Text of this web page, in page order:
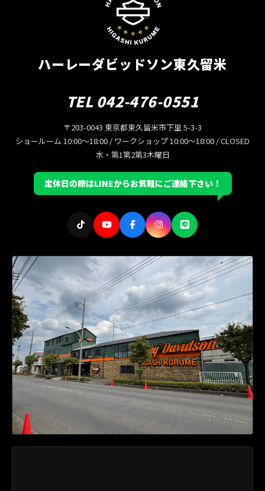
ハーレーダビッドソン東久留米
TEL 042-476-0551
〒203-0043 東京都東久留米市下里 5-3-3
ショールーム 10:00〜18:00 / ワークショップ 10:00〜18:00 / CLOSED
水・第1第2第3木曜日
定休日の際はLINEからお気軽にご連絡下さい！